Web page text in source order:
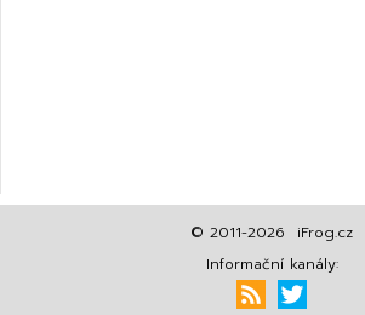
© 2011-2026 iFrog.cz
Informační kanály: